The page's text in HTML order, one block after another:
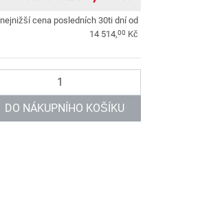
nejnižší cena posledních 30ti dní od
14 514,00 Kč
DO NÁKUPNÍHO KOŠÍKU